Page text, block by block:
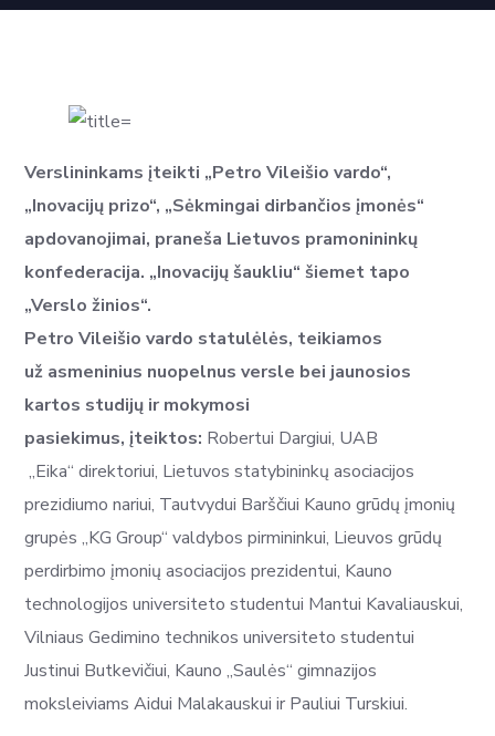
Verslininkams įteikti „Petro Vileišio vardo“,
„Inovacijų prizo“, „Sėkmingai dirbančios įmonės“
apdovanojimai, praneša Lietuvos pramonininkų
konfederacija. „Inovacijų šaukliu“ šiemet tapo
„Verslo žinios“.
Petro Vileišio vardo statulėlės, teikiamos
už asmeninius nuopelnus versle bei jaunosios
kartos studijų ir mokymosi
pasiekimus, įteiktos: Robertui Dargiui, UAB
„Eika“ direktoriui, Lietuvos statybininkų asociacijos
prezidiumo nariui, Tautvydui Barščiui Kauno grūdų įmonių
grupės „KG Group“ valdybos pirmininkui, Lieuvos grūdų
perdirbimo įmonių asociacijos prezidentui, Kauno
technologijos universiteto studentui Mantui Kavaliauskui,
Vilniaus Gedimino technikos universiteto studentui
Justinui Butkevičiui, Kauno „Saulės“ gimnazijos
moksleiviams Aidui Malakauskui ir Pauliui Turskiui.